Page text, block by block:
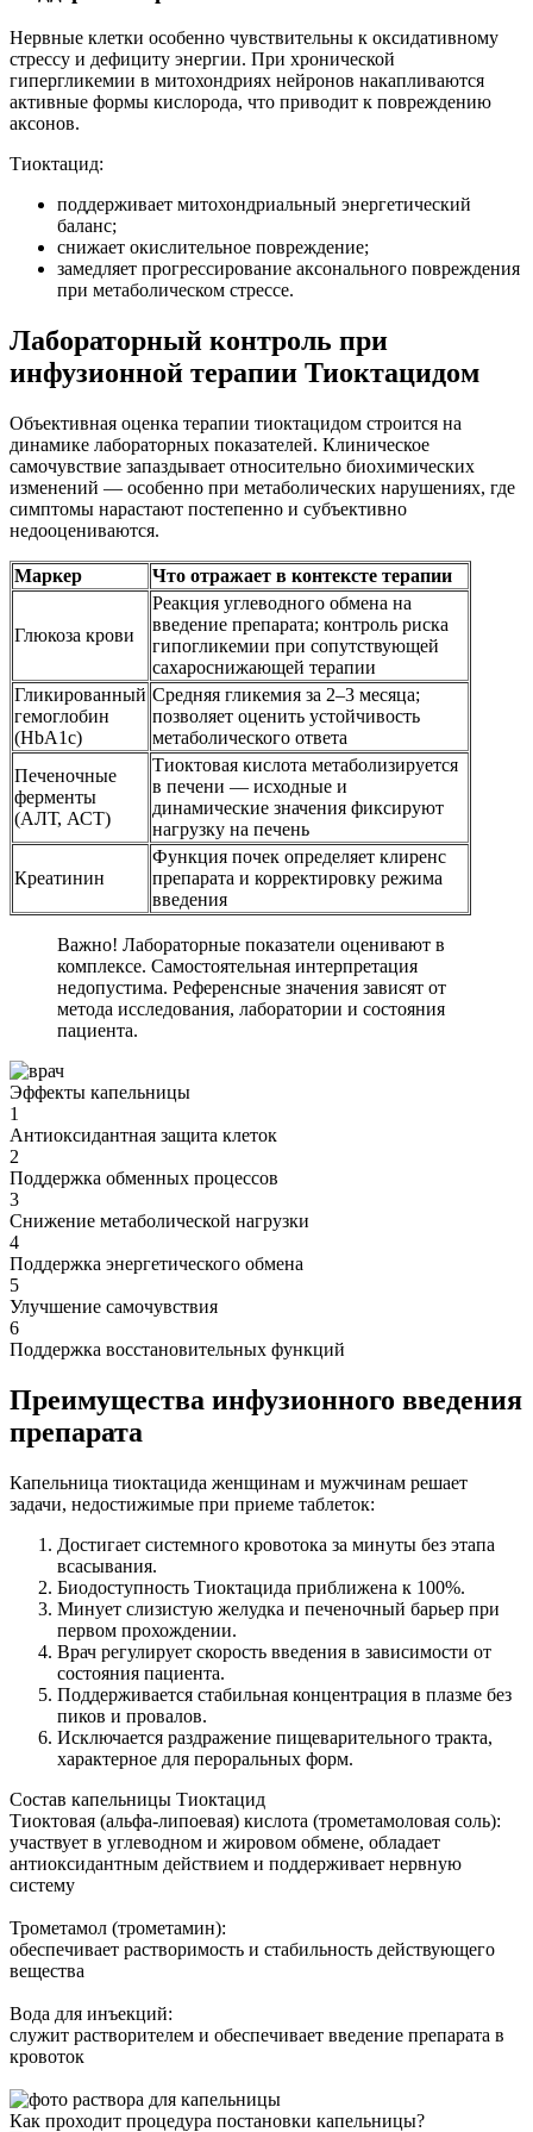
Нервные клетки особенно чувствительны к оксидативному
стрессу и дефициту энергии. При хронической
гипергликемии в митохондриях нейронов накапливаются
активные формы кислорода, что приводит к повреждению
аксонов.
Тиоктацид:
поддерживает митохондриальный энергетический
баланс;
снижает окислительное повреждение;
замедляет прогрессирование аксонального повреждения
при метаболическом стрессе.
Лабораторный контроль при
инфузионной терапии Тиоктацидом
Объективная оценка терапии тиоктацидом строится на
динамике лабораторных показателей. Клиническое
самочувствие запаздывает относительно биохимических
изменений — особенно при метаболических нарушениях, где
симптомы нарастают постепенно и субъективно
недооцениваются.
Маркер Что отражает в контексте терапии
Глюкоза крови
Реакция углеводного обмена на
введение препарата; контроль риска
гипогликемии при сопутствующей
сахароснижающей терапии
Гликированный
гемоглобин
(HbA1c)
Средняя гликемия за 2–3 месяца;
позволяет оценить устойчивость
метаболического ответа
Печеночные
ферменты
(АЛТ, АСТ)
Тиоктовая кислота метаболизируется
в печени — исходные и
динамические значения фиксируют
нагрузку на печень
Креатинин
Функция почек определяет клиренс
препарата и корректировку режима
введения
Важно! Лабораторные показатели оценивают в
комплексе. Самостоятельная интерпретация
недопустима. Референсные значения зависят от
метода исследования, лаборатории и состояния
пациента.
Эффекты капельницы
1
Антиоксидантная защита клеток
2
Поддержка обменных процессов
3
Снижение метаболической нагрузки
4
Поддержка энергетического обмена
5
Улучшение самочувствия
6
Поддержка восстановительных функций
Преимущества инфузионного введения
препарата
Капельница тиоктацида женщинам и мужчинам решает
задачи, недостижимые при приеме таблеток:
Достигает системного кровотока за минуты без этапа
всасывания.
Биодоступность Тиоктацида приближена к 100%.
Минует слизистую желудка и печеночный барьер при
первом прохождении.
Врач регулирует скорость введения в зависимости от
состояния пациента.
Поддерживается стабильная концентрация в плазме без
пиков и провалов.
Исключается раздражение пищеварительного тракта,
характерное для пероральных форм.
Состав капельницы Тиоктацид
Тиоктовая (альфа-липоевая) кислота (трометамоловая соль):
участвует в углеводном и жировом обмене, обладает
антиоксидантным действием и поддерживает нервную
систему
Трометамол (трометамин):
обеспечивает растворимость и стабильность действующего
вещества
Вода для инъекций:
служит растворителем и обеспечивает введение препарата в
кровоток
Как проходит процедура постановки капельницы?